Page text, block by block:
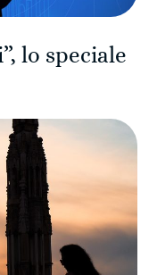
lo speciale